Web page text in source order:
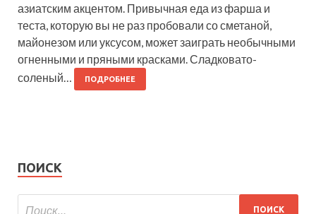
азиатским акцентом. Привычная еда из фарша и
теста, которую вы не раз пробовали со сметаной,
майонезом или уксусом, может заиграть необычными
огненными и пряными красками. Сладковато-
соленый…
ПОДРОБНЕЕ
ПОИСК